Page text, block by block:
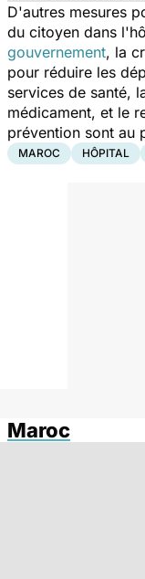
D'autres mesures
du citoyen dans
gouvernement, la
pour réduire les
services de santé,
médicament, et le
prévention sont au
MAROC HÔPITAL
Maroc